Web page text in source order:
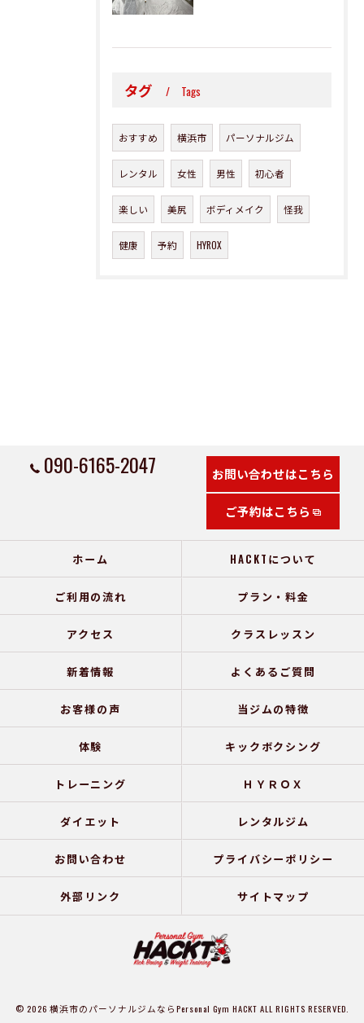
タグ Tags
おすすめ 横浜市 パーソナルジム
レンタル 女性 男性 初心者
楽しい 美尻 ボディメイク 怪我
健康 予約 HYROX
090-6165-2047 お問い合わせはこちら
ご予約はこちら
ホーム HACKTについて
ご利用の流れ プラン・料金
アクセス クラスレッスン
新着情報 よくあるご質問
お客様の声 当ジムの特徴
体験 キックボクシング
トレーニング ＨＹＲＯＸ
ダイエット レンタルジム
お問い合わせ プライバシーポリシー
外部リンク サイトマップ
© 2026 横浜市のパーソナルジムならPersonal Gym HACKT ALL RIGHTS RESERVED.